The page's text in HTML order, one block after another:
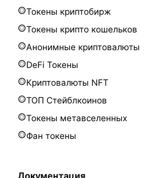
Токены криптобирж
Токены крипто кошельков
Анонимные криптовалюты
DeFi Токены
Криптовалюты NFT
ТОП Стейблкоинов
Токены метавселенных
Фан токены
Документация